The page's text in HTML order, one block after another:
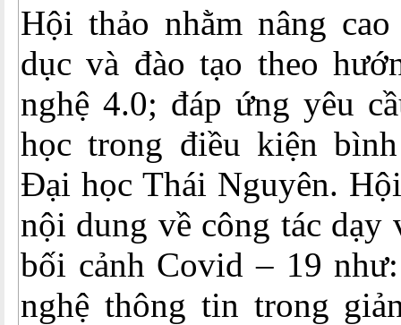
Hội thảo nhằm nâng
dục và đào tạo theo
nghệ 4.0; đáp ứng yêu
học trong điều kiện
Đại học Thái Nguyên.
nội dung về công tác dạy
bối cảnh Covid – 19
nghệ thông tin trong